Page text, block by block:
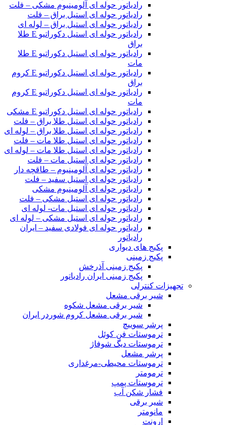
رادیاتور حوله ای آلومینیوم مشکی – فلت
رادیاتور حوله ای استیل براق – فلت
رادیاتور حوله ای استیل براق – لوله ای
رادیاتور حوله ای استیل دکوراتیو E طلا
براق
رادیاتور حوله ای استیل دکوراتیو E طلا
مات
رادیاتور حوله ای استیل دکوراتیو E کروم
براق
رادیاتور حوله ای استیل دکوراتیو E کروم
مات
رادیاتور حوله ای استیل دکوراتیو E مشکی
رادیاتور حوله ای استیل طلا براق – فلت
رادیاتور حوله ای استیل طلا براق – لوله ای
رادیاتور حوله ای استیل طلا مات – فلت
رادیاتور حوله ای استیل طلا مات – لوله ای
رادیاتور حوله ای استیل مات – فلت
رادیاتور حوله ای آلومینیوم – طاقچه دار
رادیاتور حوله ای استیل سفید – فلت
رادیاتور حوله ای آلومینیوم مشکی
رادیاتور حوله ای استیل مشکی – فلت
رادیاتور حوله ای استیل مات- لوله ای
رادیاتور حوله ای استیل مشکی – لوله ای
رادیاتور حوله ای فولادی سفید – ایران
رادیاتور
پکیج های دیواری
پکیج زمینی
پکیج زمینی آذرخش
پکیج زمینی ایران رادیاتور
تجهیزات کنترلی
شیر برقی مشعل
شیر برقی مشعل شکوه
شیر برقی مشعل کروم شوردر ایران
پرشر سوییچ
ترموستات فن کوئل
ترموستات دیگ شوفاژ
پرشر مشعل
ترموستات محیطی-مرغداری
ترمومتر
ترموستات پمپ
فشار شکن آب
شیر برقی
مانومتر
ارونت